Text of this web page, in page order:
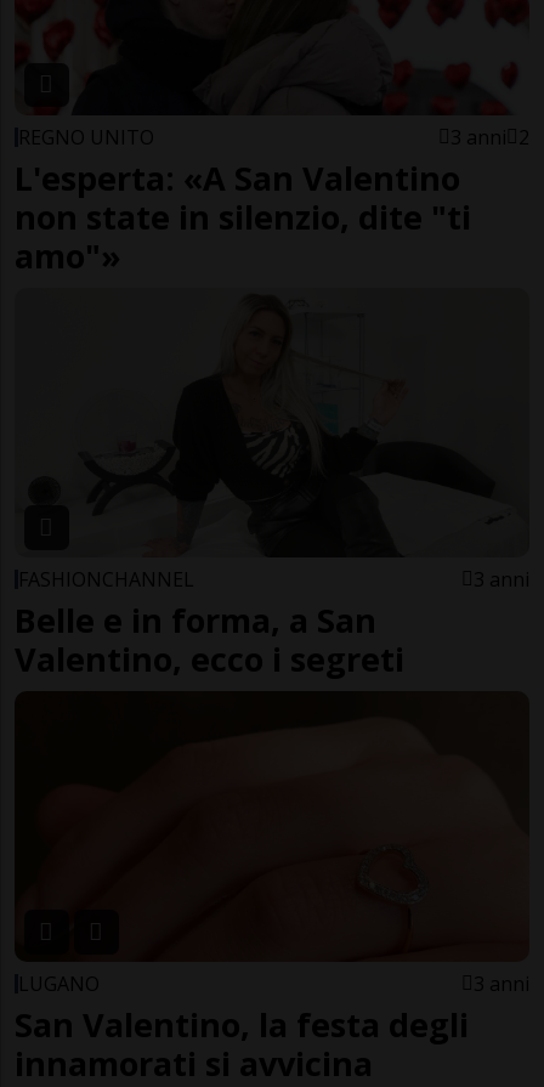
REGNO UNITO 3 anni 2
L'esperta: «A San Valentino
non state in silenzio, dite "ti
amo"»
FASHIONCHANNEL 3 anni
Belle e in forma, a San
Valentino, ecco i segreti
LUGANO 3 anni
San Valentino, la festa degli
innamorati si avvicina